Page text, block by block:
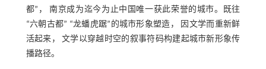
都”， 南京成为迄今为止中国唯一获此荣誉的城市。既往
“六朝古都” “龙蟠虎踞”的城市形象塑造， 因文学而重新鲜
活起来， 文学以穿越时空的叙事符码构建起城市新形象传
播路径。